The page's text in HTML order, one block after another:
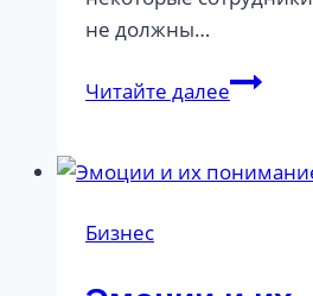
не должны…
Читайте далее
Business
Бизнес